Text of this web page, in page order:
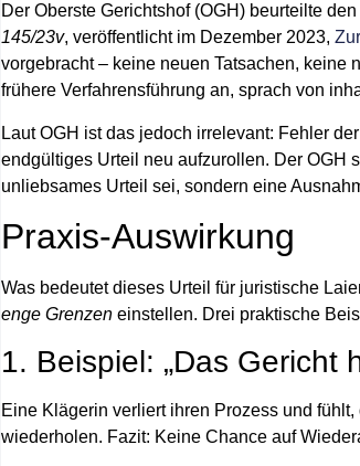
Der Oberste Gerichtshof (OGH) beurteilte
145/23v, veröffentlicht im Dezember 2023,
vorgebracht – keine neuen Tatsachen, keine
frühere Verfahrensführung an, sprach von
Laut OGH ist das jedoch irrelevant: Fehler
endgültiges Urteil neu aufzurollen. Der OGH
unliebsames Urteil sei, sondern eine
Praxis-Auswirkung
Was bedeutet dieses Urteil für juristische
enge Grenzen einstellen. Drei praktische
1. Beispiel: „Das Gericht
Eine Klägerin verliert ihren Prozess und
wiederholen. Fazit: Keine Chance auf